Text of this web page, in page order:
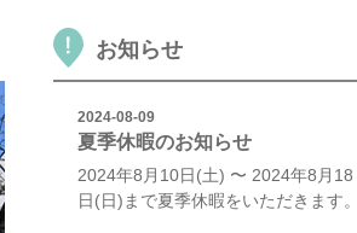
お知らせ
2024-08-09
夏季休暇のお知らせ
2024年8月10日(土) 〜 2024年8月18
日(日)まで夏季休暇をいただきます。